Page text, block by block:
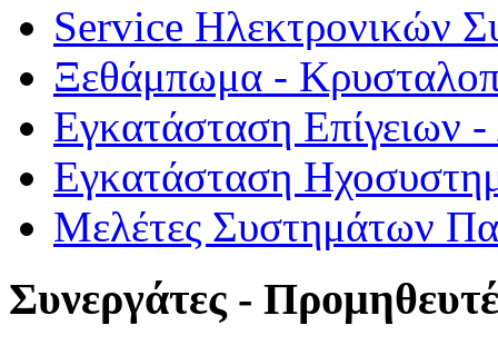
Service Ηλεκτρονικών
Ξεθάμπωμα -
Εγκατάσταση Επίγειων
Εγκατάσταση
Μελέτες Συστημάτων
Συνεργάτες -